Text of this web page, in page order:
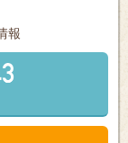
る
報